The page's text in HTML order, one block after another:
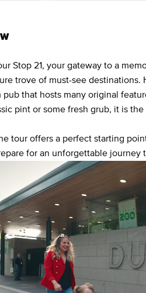
Stop 21, your gateway to a
trove of must-see
pub that hosts many original
pint or some fresh grub, it is
tour offers a perfect starting
for an unforgettable